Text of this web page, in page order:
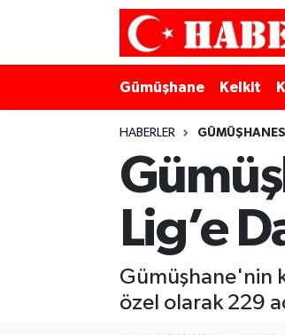
Gümüşhane Kelkit
HABERLER
Lig’e
Gümüşhane'nin
özel olarak 229
Merkez Hava Durumu
Merkez Trafik Yoğunluk Haritası
Süper Lig Puan Durumu ve Fikstür
Son Dakika Haberleri
Haber Arşivi